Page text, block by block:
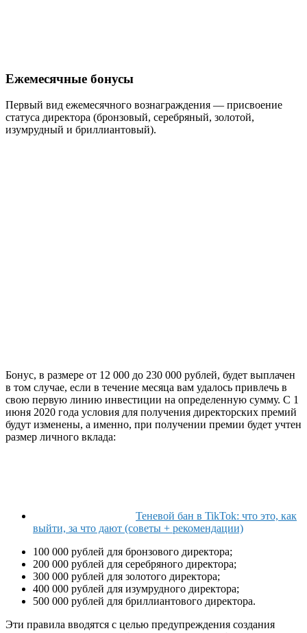
Ежемесячные бонусы
Первый вид ежемесячного вознаграждения — присвоение
статуса директора (бронзовый, серебряный, золотой,
изумрудный и бриллиантовый).
Бонус, в размере от 12 000 до 230 000 рублей, будет выплачен
в том случае, если в течение месяца вам удалось привлечь в
свою первую линию инвестиции на определенную сумму. С 1
июня 2020 года условия для получения директорских премий
будут изменены, а именно, при получении премии будет учтен
размер личного вклада:
Теневой бан в TikTok: что это, как
выйти, за что дают (советы + рекомендации)
100 000 рублей для бронзового директора;
200 000 рублей для серебряного директора;
300 000 рублей для золотого директора;
400 000 рублей для изумрудного директора;
500 000 рублей для бриллиантового директора.
Эти правила вводятся с целью предупреждения создания